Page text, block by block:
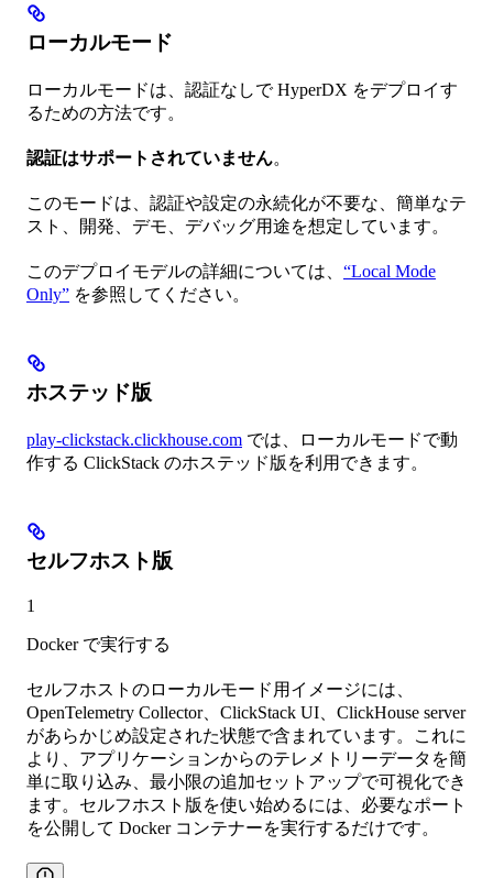
ローカルモード
ローカルモードは、認証なしで HyperDX をデプロイす
るための方法です。
認証はサポートされていません。
このモードは、認証や設定の永続化が不要な、簡単なテ
スト、開発、デモ、デバッグ用途を想定しています。
このデプロイモデルの詳細については、 “Local Mode
Only” を参照してください。
ホステッド版
play-clickstack.clickhouse.com では、ローカルモードで動
作する ClickStack のホステッド版を利用できます。
セルフホスト版
1
Docker で実行する
セルフホストのローカルモード用イメージには、
OpenTelemetry Collector、ClickStack UI、ClickHouse server
があらかじめ設定された状態で含まれています。これに
より、アプリケーションからのテレメトリーデータを簡
単に取り込み、最小限の追加セットアップで可視化でき
ます。セルフホスト版を使い始めるには、必要なポート
を公開して Docker コンテナーを実行するだけです。